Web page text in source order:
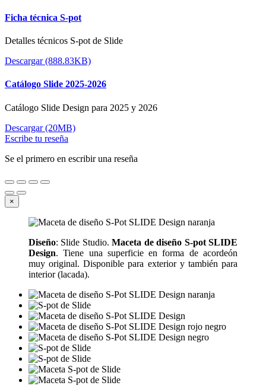
Ficha técnica S-pot
Detalles técnicos S-pot de Slide
Descargar (888.83KB)
Catálogo Slide 2025-2026
Catálogo Slide Design para 2025 y 2026
Descargar (20MB)
Escribe tu reseña
Se el primero en escribir una reseña
×
Diseño: Slide Studio.Maceta de diseño S-pot SLIDE
Design. Tiene una superficie en forma de acordeón
muy original. Disponible para exterior y también para
interior (lacada).